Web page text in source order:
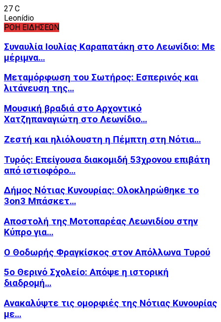
27 C
Leonídio
ΡΟΗ ΕΙΔΗΣΕΩΝ
Συναυλία Ιουλίας Καραπατάκη στο Λεωνίδιο: Με
μέριμνα…
Μεταμόρφωση του Σωτήρος: Εσπερινός και
λιτάνευση της…
Μουσική βραδιά στο Αρχοντικό
Χατζηπαναγιώτη στο Λεωνίδιο…
Ζεστή και ηλιόλουστη η Πέμπτη στη Νότια…
Τυρός: Επείγουσα διακομιδή 53χρονου επιβάτη
από ιστιοφόρο…
Δήμος Νότιας Κυνουρίας: Ολοκληρώθηκε το
3on3 Μπάσκετ…
Αποστολή της Μοτοπαρέας Λεωνιδίου στην
Κύπρο για…
Ο Θοδωρής Φραγκίσκος στον Απόλλωνα Τυρού
5ο Θερινό Σχολείο: Απόψε η ιστορική
διαδρομή…
Ανακαλύψτε τις ομορφιές της Νότιας Κυνουρίας
με…